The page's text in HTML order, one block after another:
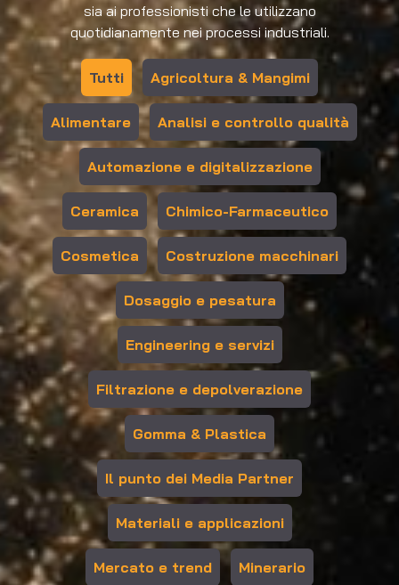
sia ai professionisti che le utilizzano
quotidianamente nei processi industriali.
Tutti Agricoltura & Mangimi
Alimentare Analisi e controllo qualità
Automazione e digitalizzazione
Ceramica Chimico-Farmaceutico
Cosmetica Costruzione macchinari
Dosaggio e pesatura
Engineering e servizi
Filtrazione e depolverazione
Gomma & Plastica
Il punto dei Media Partner
Materiali e applicazioni
Mercato e trend Minerario